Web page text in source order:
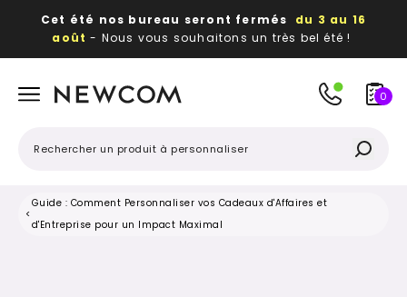
Cet été nos bureau seront fermés du 3 au 16
août - Nous vous souhaitons un très bel été !
publicitaires
0
<
Guide : Comment Personnaliser vos Cadeaux d'Affaires et
d'Entreprise pour un Impact Maximal